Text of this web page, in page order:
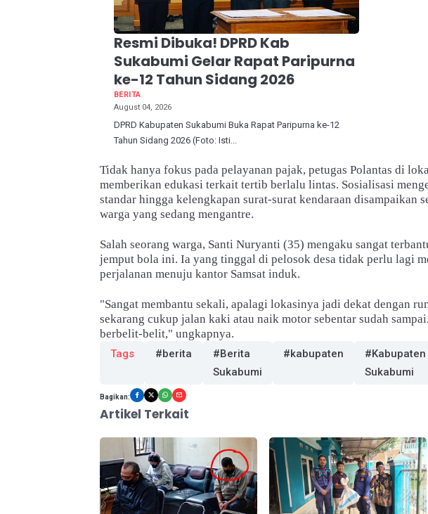
Resmi Dibuka! DPRD Kab
Sukabumi Gelar Rapat Paripurna
ke-12 Tahun Sidang 2026
BERITA
August 04, 2026
DPRD Kabupaten Sukabumi Buka Rapat Paripurna ke-12
Tahun Sidang 2026 (Foto: Isti...
Tidak hanya fokus pada pelayanan pajak, petugas Polantas di
memberikan edukasi terkait tertib berlalu lintas. Sosialisasi
standar hingga kelengkapan surat-surat kendaraan disampaikan
warga yang sedang mengantre.
Salah seorang warga, Santi Nuryanti (35) mengaku sangat
jemput bola ini. Ia yang tinggal di pelosok desa tidak perlu lagi
perjalanan menuju kantor Samsat induk.
"Sangat membantu sekali, apalagi lokasinya jadi dekat dengan
sekarang cukup jalan kaki atau naik motor sebentar sudah
berbelit-belit," ungkapnya.
Tags #berita
#Berita
Sukabumi
#kabupaten
#Kabupaten
Sukabumi
Bagikan:
Artikel Terkait